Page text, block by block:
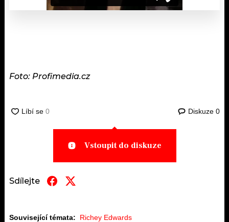
Foto: Profimedia.cz
Diskuze 0
Vstoupit do diskuze
Sdílejte
Související témata: Richey Edwards